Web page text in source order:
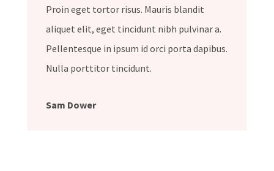
Proin eget tortor risus. Mauris blandit
aliquet elit, eget tincidunt nibh pulvinar a.
Pellentesque in ipsum id orci porta dapibus.
Nulla porttitor tincidunt.
Sam Dower